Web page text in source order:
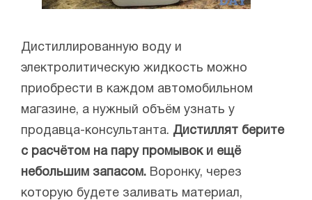
Дистиллированную воду и
электролитическую жидкость можно
приобрести в каждом автомобильном
магазине, а нужный объём узнать у
продавца-консультанта. Дистиллят берите
с расчётом на пару промывок и ещё
небольшим запасом. Воронку, через
которую будете заливать материал,